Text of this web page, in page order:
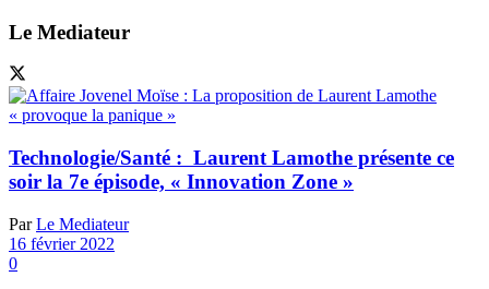
Le Mediateur
Technologie/Santé : Laurent Lamothe présente ce
soir la 7e épisode, « Innovation Zone »
Par Le Mediateur
16 février 2022
0